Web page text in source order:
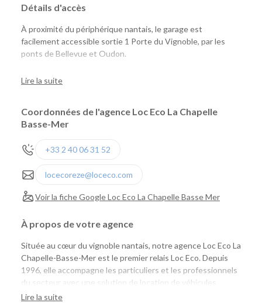
Détails d'accès
À proximité du périphérique nantais, le garage est
facilement accessible sortie 1 Porte du Vignoble, par les
ponts de Bellevue et Oudon.
Lire la suite
Coordonnées de l'agence Loc Eco La Chapelle
Basse-Mer
+33 2 40 06 31 52
locecoreze@loceco.com
Voir la fiche Google Loc Eco La Chapelle Basse Mer
À propos de votre agence
Située au cœur du vignoble nantais, notre agence Loc Eco La
Chapelle-Basse-Mer est le premier relais Loc Eco. Depuis
1996, elle accompagne les particuliers et les professionnels
du secteur avec une solution de location de véhicules
simple, économique et de proximité. Installée au sein du
Lire la suite